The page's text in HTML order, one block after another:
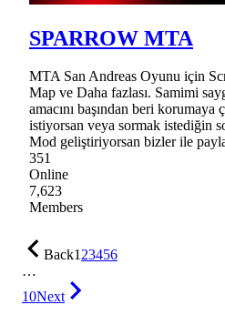
SPARROW MTA
MTA San Andreas Oyunu için
Map ve Daha fazlası. Samimi
amacını başından beri korumaya
istiyorsan veya sormak istediğin
Mod geliştiriyorsan bizler ile
351
Online
7,623
Members
Back123456
…
10Next